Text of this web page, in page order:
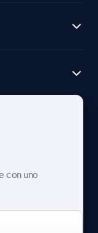
con uno